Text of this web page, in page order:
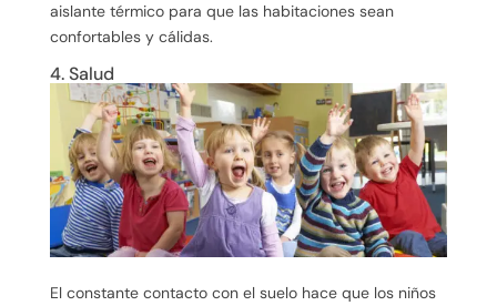
aislante térmico para que las habitaciones sean
confortables y cálidas.
4. Salud
El constante contacto con el suelo hace que los niños